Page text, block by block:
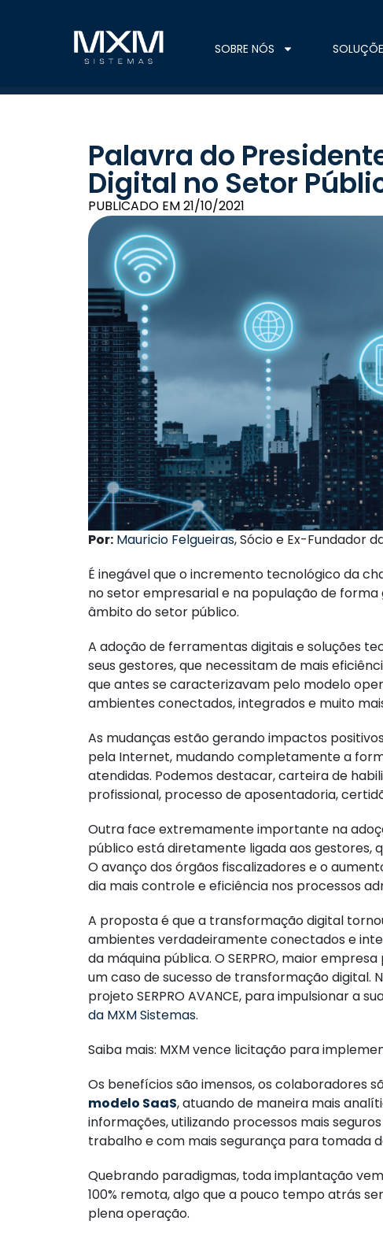
SOBRE NÓS
Palavra do
Digital no Setor
PUBLICADO EM21/10/2021
Por: Mauricio Felgueiras, Sócio e Ex-Fundador
É inegável que o incremento tecnológico da
no setor empresarial e na população de
âmbito do setor público.
A adoção de ferramentas digitais e soluções
seus gestores, que necessitam de mais
que antes se caracterizavam pelo modelo
ambientes conectados, integrados e muito
As mudanças estão gerando impactos
pela Internet, mudando completamente a
atendidas. Podemos destacar, carteira de
profissional, processo de aposentadoria,
Outra face extremamente importante na
público está diretamente ligada aos gestores,
O avanço dos órgãos fiscalizadores e o
dia mais controle e eficiência nos processos
A proposta é que a transformação digital
ambientes verdadeiramente conectados e
da máquina pública. O SERPRO, maior
um caso de sucesso de transformação digital.
projeto SERPRO AVANCE, para impulsionar a
da MXM Sistemas.
Saiba mais: MXM vence licitação para
Os benefícios são imensos, os colaboradores
modelo SaaS, atuando de maneira mais
informações, utilizando processos mais
trabalho e com mais segurança para tomada
Quebrando paradigmas, toda implantação
100% remota, algo que a pouco tempo atrás
plena operação.